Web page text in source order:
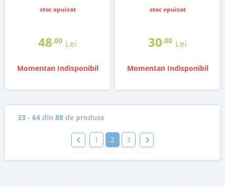
stoc epuizat
48,00 Lei
Momentan Indisponibil
stoc epuizat
30,00 Lei
Momentan Indisponibil
33 - 64 din 88 de produse
1 2 3